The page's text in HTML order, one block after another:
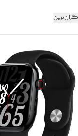
گران‌ترین